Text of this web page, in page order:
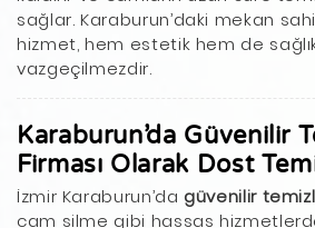
sağlar. Karaburun’daki mekan
hizmet, hem estetik hem de
vazgeçilmezdir.
Karaburun’da Güvenilir
Firması Olarak Dost
İzmir Karaburun’da güvenilir
cam silme gibi hassas